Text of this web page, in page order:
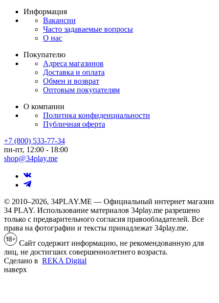
Информация
Вакансии
Часто задаваемые вопросы
О нас
Покупателю
Адреса магазинов
Доставка и оплата
Обмен и возврат
Оптовым покупателям
О компании
Политика конфиденциальности
Публичная оферта
+7 (800) 533-77-34
пн-пт, 12:00 - 18:00
shop@34play.me
© 2010–2026, 34PLAY.ME — Официальный интернет магазин
34 PLAY. Использование материалов 34play.me разрешено
только с предварительного согласия правообладателей. Все
права на фотографии и тексты принадлежат 34play.me.
Сайт содержит информацию, не рекомендованную для
лиц, не достигших совершеннолетнего возраста.
Сделано в REKA Digital
наверх